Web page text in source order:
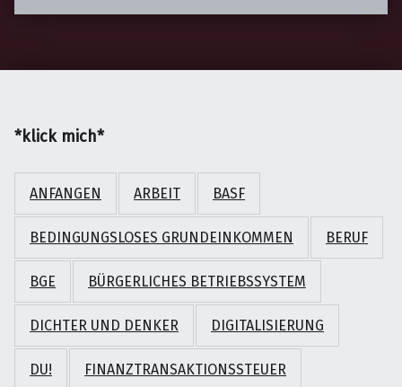
*klick mich*
ANFANGEN ARBEIT BASF
BEDINGUNGSLOSES GRUNDEINKOMMEN BERUF
BGE BÜRGERLICHES BETRIEBSSYSTEM
DICHTER UND DENKER DIGITALISIERUNG
DU! FINANZTRANSAKTIONSSTEUER